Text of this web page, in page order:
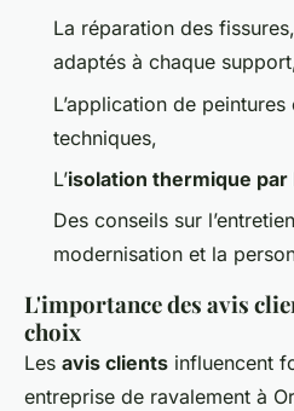
La réparation des
adaptés à chaque
L’application de
techniques,
L’isolation thermique par
Des conseils sur
modernisation et la
L'importance des avis
choix
Les avis clients influencent
entreprise de ravalement à